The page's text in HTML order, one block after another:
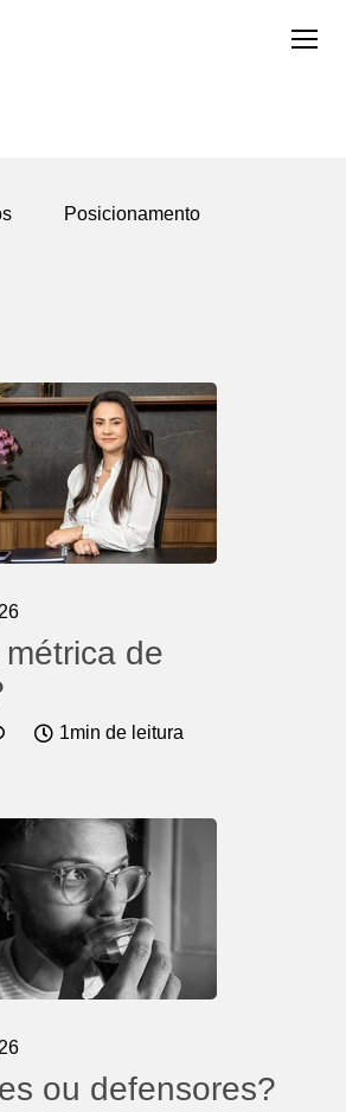
Posicionamento
de
1min de leitura
ou defensores?